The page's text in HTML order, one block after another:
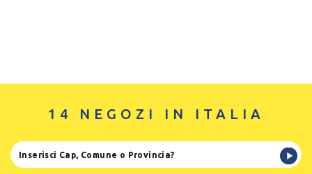
14 NEGOZI IN ITALIA